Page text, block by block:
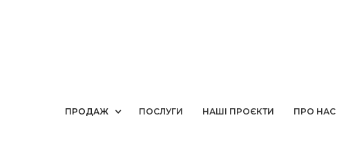
ПРОДАЖ ПОСЛУГИ НАШІ ПРОЄКТИ ПРО НАС